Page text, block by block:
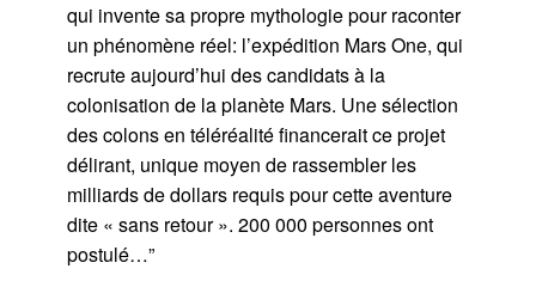
qui invente sa propre mythologie pour raconter
un phénomène réel: l’expédition Mars One, qui
recrute aujourd’hui des candidats à la
colonisation de la planète Mars. Une sélection
des colons en téléréalité financerait ce projet
délirant, unique moyen de rassembler les
milliards de dollars requis pour cette aventure
dite « sans retour ». 200 000 personnes ont
postulé…”